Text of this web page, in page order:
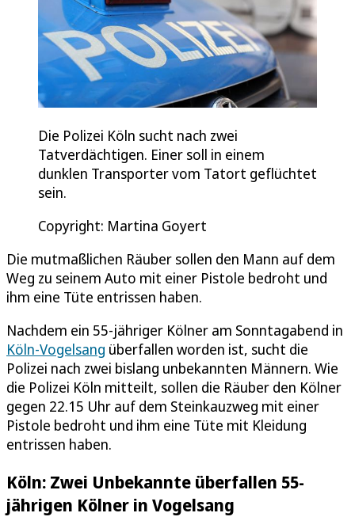
Die Polizei Köln sucht nach zwei
Tatverdächtigen. Einer soll in einem
dunklen Transporter vom Tatort geflüchtet
sein.
Copyright: Martina Goyert
Die mutmaßlichen Räuber sollen den Mann auf dem
Weg zu seinem Auto mit einer Pistole bedroht und
ihm eine Tüte entrissen haben.
Nachdem ein 55-jähriger Kölner am Sonntagabend in
Köln-Vogelsang überfallen worden ist, sucht die
Polizei nach zwei bislang unbekannten Männern. Wie
die Polizei Köln mitteilt, sollen die Räuber den Kölner
gegen 22.15 Uhr auf dem Steinkauzweg mit einer
Pistole bedroht und ihm eine Tüte mit Kleidung
entrissen haben.
Köln: Zwei Unbekannte überfallen 55-
jährigen Kölner in Vogelsang